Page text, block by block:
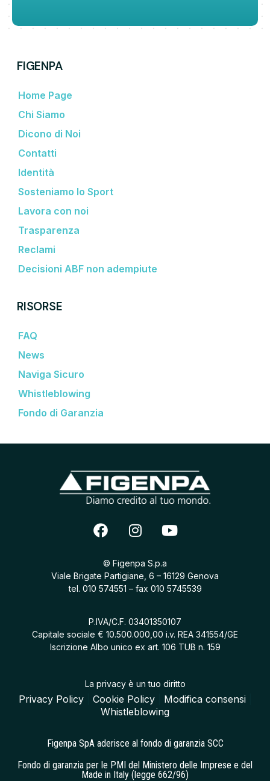
FIGENPA
Home Page
Chi Siamo
Dicono di Noi
Contatti
Identità
Sosteniamo lo Sport
Lavora con noi
Trasparenza
Reclami
Decisioni ABF non adempiute
RISORSE
FAQ
News
Naviga Sicuro
Whistleblowing
Fondo di Garanzia
© Figenpa S.p.a
Viale Brigate Partigiane, 6 – 16129 Genova
tel. 010 574551 – fax 010 5745539
P.IVA/C.F. 03401350107
Capitale sociale € 10.500.000,00 i.v. REA 341554/GE
Iscrizione Albo unico ex art. 106 TUB n. 159
La privacy è un tuo diritto
Privacy Policy| Cookie Policy| Modifica consensi|
Whistleblowing
Figenpa SpA aderisce al fondo di garanzia SCC
Fondo di garanzia per le PMI del Ministero delle Imprese e del
Made in Italy (legge 662/96)